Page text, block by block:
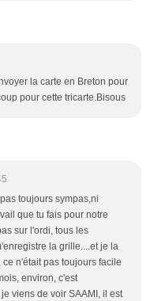
la carte en Breton pour
pour cette tricarte.Bisous
toujours sympas,ni
que tu fais pour notre
sur l'ordi, tous les
la grille....et je la
n'était pas toujours facile
environ, c'est
viens de voir SAAMI, il est